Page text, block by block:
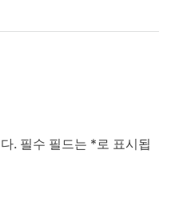
. 필수 필드는 *로 표시됩